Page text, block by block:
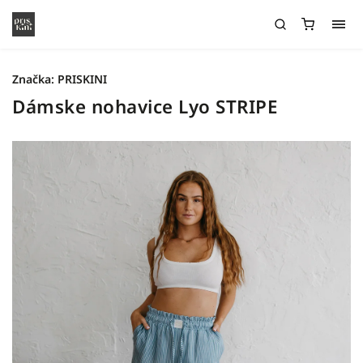
Dámske nohavice Lyo STRIPE
Značka: PRISKINI